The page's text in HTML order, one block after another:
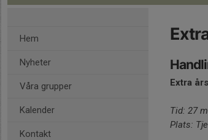
Hem
Nyheter
Våra grupper
Kalender
Kontakt
Extra
Tid: 27
Plats: